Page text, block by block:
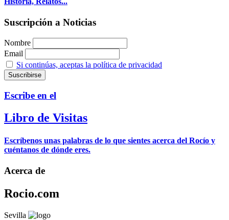
Suscripción a Noticias
Nombre
Email
Si continúas, aceptas la política de privacidad
Escribe en el
Libro de Visitas
Escríbenos unas palabras de lo que sientes acerca del Rocío y
cuéntanos de dónde eres.
Acerca de
Rocio.com
Sevilla